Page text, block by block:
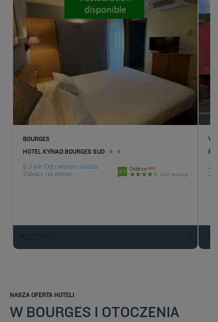
BOURGES
HOTEL KYRIAD BOURGES SUD
5.3 km Od centrum miasta
Zobacz na mapie
4.0 Dobrze
1442 recenzje
NASZA OFERTA HOTELI
W BOURGES I OTOCZENIA